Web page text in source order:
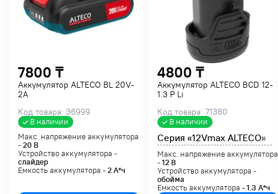
7800 ₸
Аккумулятор ALTECO BL 20V-
2A
Код товара: 36999
В наличии
Макс. напряжение аккумулятора
-20 В
Устройство аккумулятора -
слайдер
Емкость аккумулятора -2А*ч
4800 ₸
Аккумулятор ALTECO BCD 12-
1.3 P Li
Код товара: 71380
В наличии
Серия «12Vmax ALTECO»
Макс. напряжение аккумулятора
-12В
Устройство аккумулятора -
обойма
Емкость аккумулятора -1.3 А*ч